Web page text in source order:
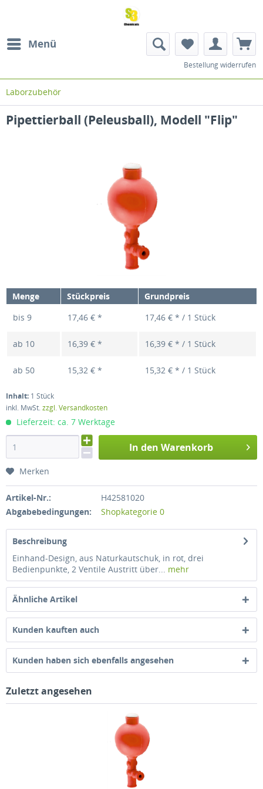
Menü
Bestellung widerrufen
Laborzubehör
Pipettierball (Peleusball), Modell "Flip"
Menge Stückpreis
Grundpreis
bis 9 17,46 € * 17,46 € * / 1 Stück
ab 10 16,39 € * 16,39 € * / 1 Stück
ab 50 15,32 € * 15,32 € * / 1 Stück
Inhalt: 1 Stück
inkl. MwSt.zzgl. Versandkosten
Lieferzeit: ca. 7 Werktage
In den Warenkorb
Merken
Artikel-Nr.:
H42581020
Abgabebedingungen:
Shopkategorie 0
Beschreibung
Einhand-Design, aus Naturkautschuk, in rot, drei
Bedienpunkte, 2 Ventile Austritt über... mehr
Ähnliche Artikel
Kunden kauften auch
Kunden haben sich ebenfalls angesehen
Zuletzt angesehen